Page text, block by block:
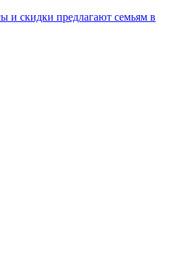
и скидки предлагают семьям в